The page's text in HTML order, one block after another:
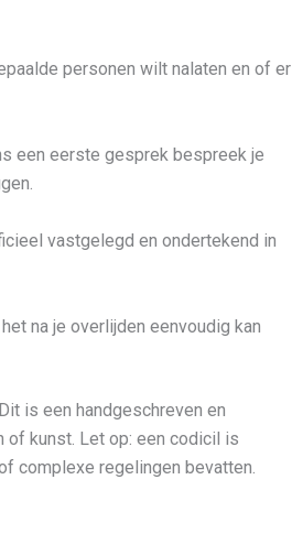
personen wilt nalaten en of er
een eerste gesprek bespreek je
vastgelegd en ondertekend in
na je overlijden eenvoudig kan
is een handgeschreven en
of kunst. Let op: een codicil is
complexe regelingen bevatten.